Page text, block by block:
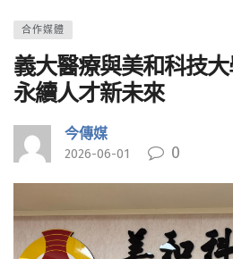
合作媒體
義大醫療與美和科技
永續人才新未來
今傳媒
2026-06-01 0